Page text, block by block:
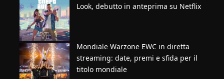
Look, debutto in anteprima su Netflix
Mondiale Warzone EWC in diretta
streaming: date, premi e sfida per il
titolo mondiale